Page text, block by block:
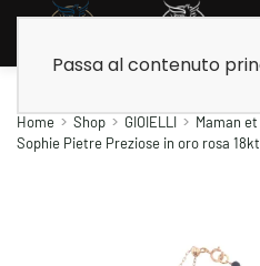
Passa al contenuto
Home Shop GIOIELLI Maman
Sophie Pietre Preziose in oro rosa